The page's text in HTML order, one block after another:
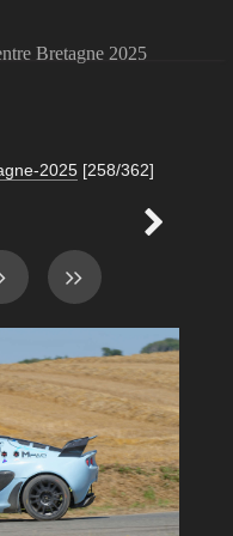
Bretagne 2025
2025 [258/362]
